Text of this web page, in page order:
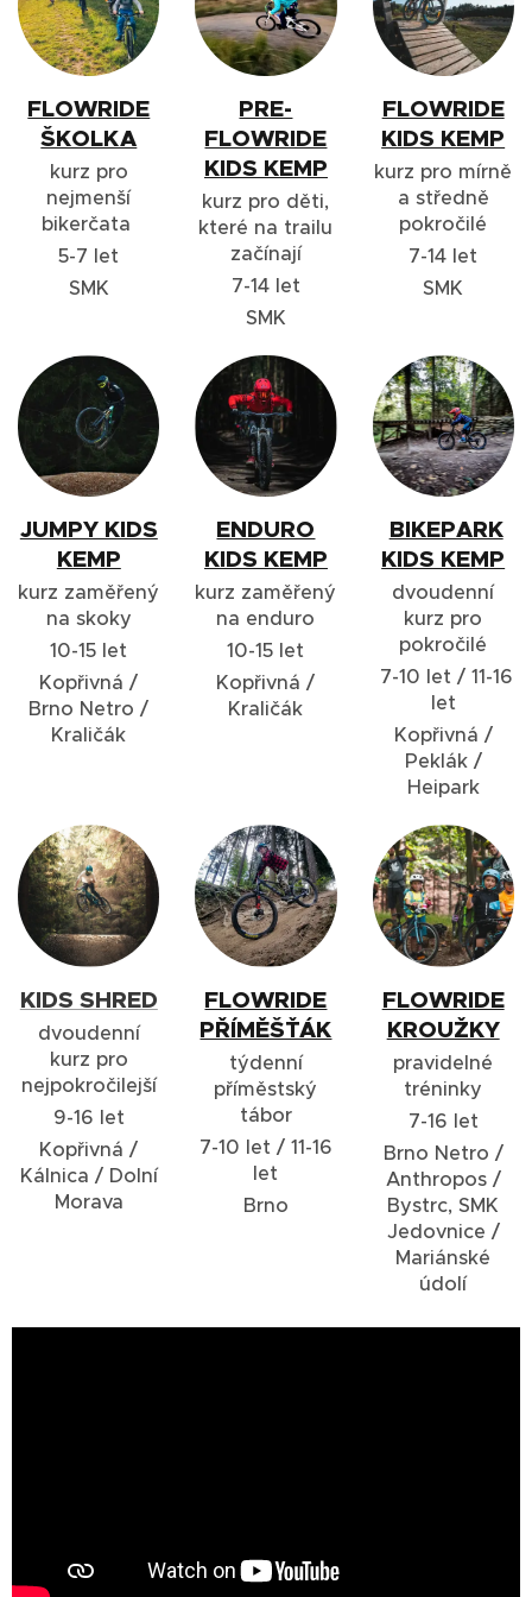
FLOWRIDE
ŠKOLKA
kurz pro
nejmenší
bikerčata
5-7 let
SMK
PRE-
FLOWRIDE
KIDS KEMP
kurz pro děti,
které na trailu
začínají
7-14 let
SMK
FLOWRIDE
KIDS KEMP
kurz pro mírně
a středně
pokročilé
7-14 let
SMK
JUMPY KIDS
KEMP
kurz zaměřený
na skoky
10-15 let
Kopřivná /
Brno Netro /
Kraličák
ENDURO
KIDS KEMP
kurz zaměřený
na enduro
10-15 let
Kopřivná /
Kraličák
BIKEPARK
KIDS KEMP
dvoudenní
kurz pro
pokročilé
7-10 let / 11-16
let
Kopřivná /
Peklák /
Heipark
KIDS SHRED
dvoudenní
kurz pro
nejpokročilejší
9-16 let
Kopřivná /
Kálnica / Dolní
Morava
FLOWRIDE
PŘÍMĚŠŤÁK
týdenní
příměstský
tábor
7-10 let / 11-16
let
Brno
FLOWRIDE
KROUŽKY
pravidelné
tréninky
7-16 let
Brno Netro /
Anthropos /
Bystrc, SMK
Jedovnice /
Mariánské
údolí